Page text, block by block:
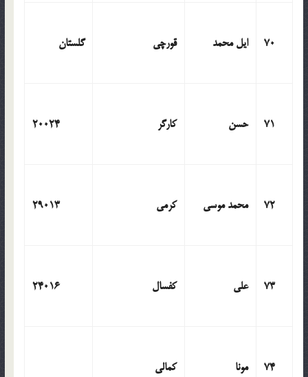
70 ایل محمد قورچی گلستان
71 حسن کارگر 20024
72 محمد موسی کرمی 29013
73 علی کفسال 24016
74 مونا کمالی